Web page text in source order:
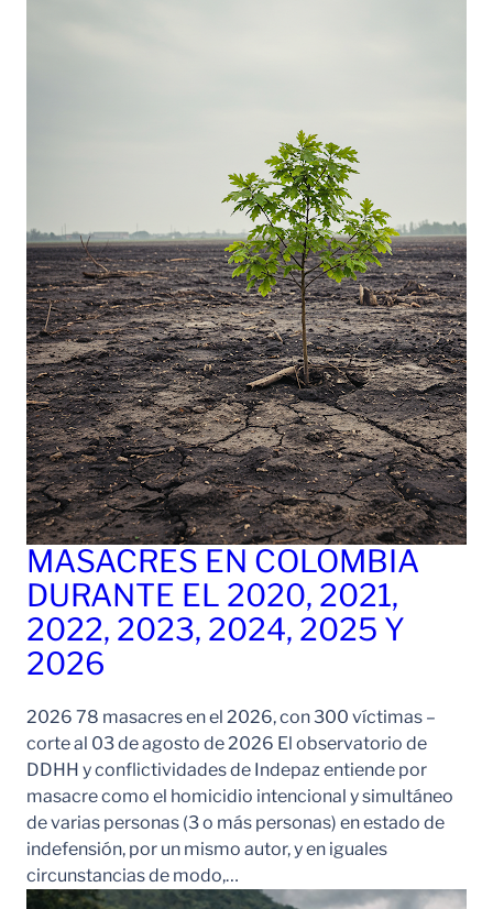
MASACRES EN COLOMBIA
DURANTE EL 2020, 2021,
2022, 2023, 2024, 2025 Y
2026
2026 78 masacres en el 2026, con 300 víctimas –
corte al 03 de agosto de 2026 El observatorio de
DDHH y conflictividades de Indepaz entiende por
masacre como el homicidio intencional y simultáneo
de varias personas (3 o más personas) en estado de
indefensión, por un mismo autor, y en iguales
circunstancias de modo,…